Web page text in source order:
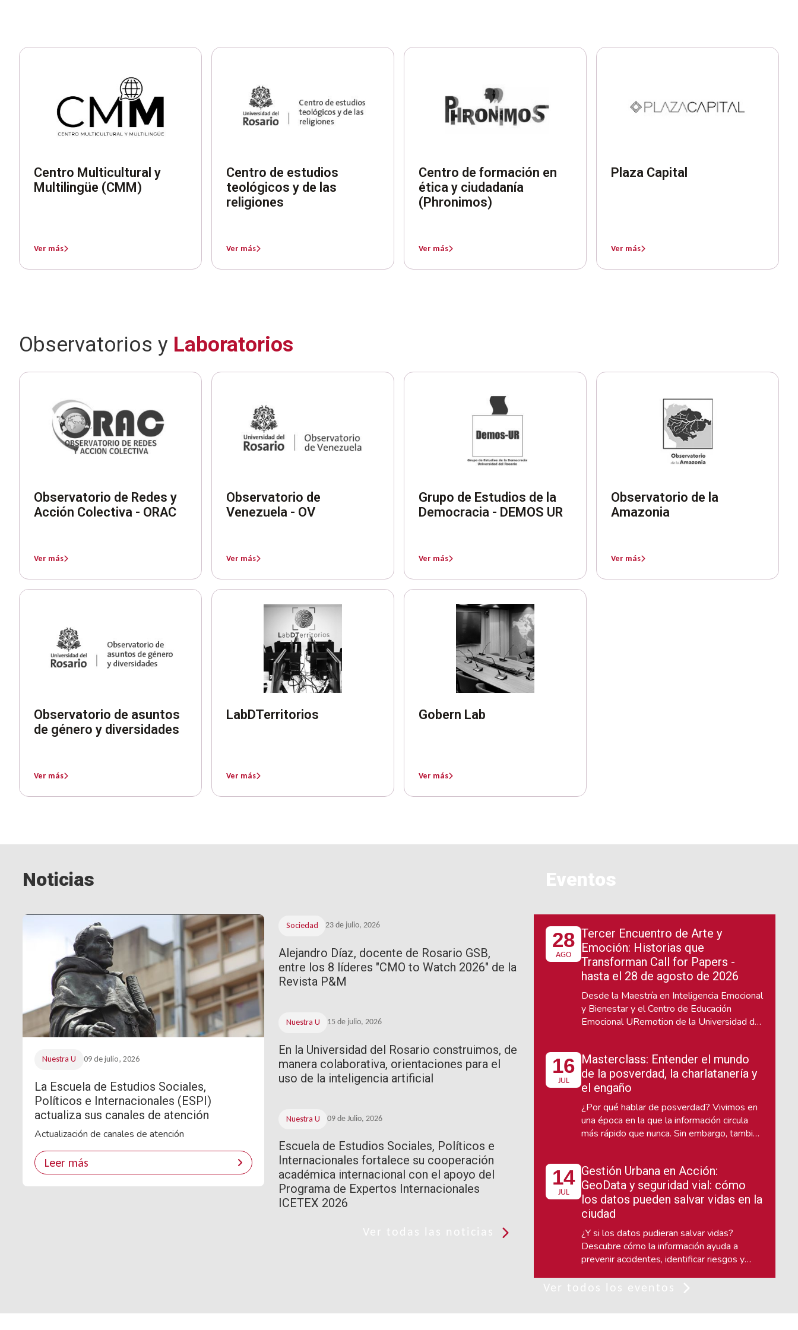
Centro Multicultural y
Multilingüe (CMM)
Ver más
Centro de estudios
teológicos y de las
religiones
Ver más
Centro de formación en
ética y ciudadanía
(Phronimos)
Ver más
Plaza Capital
Ver más
Observatorios y Laboratorios
Observatorio de Redes y
Acción Colectiva - ORAC
Ver más
Observatorio de
Venezuela - OV
Ver más
Grupo de Estudios de la
Democracia - DEMOS UR
Ver más
Observatorio de la
Amazonia
Ver más
Observatorio de asuntos
de género y diversidades
Ver más
LabDTerritorios
Ver más
Gobern Lab
Ver más
Noticias
Nuestra U 09 de julio, 2026
La Escuela de Estudios Sociales,
Políticos e Internacionales (ESPI)
actualiza sus canales de atención
Actualización de canales de atención
Leer más
Sociedad 23 de julio, 2026
Alejandro Díaz, docente de Rosario GSB,
entre los 8 líderes "CMO to Watch 2026" de la
Revista P&M
Nuestra U 15 de julio, 2026
En la Universidad del Rosario construimos, de
manera colaborativa, orientaciones para el
uso de la inteligencia artificial
Nuestra U 09 de Julio, 2026
Escuela de Estudios Sociales, Políticos e
Internacionales fortalece su cooperación
académica internacional con el apoyo del
Programa de Expertos Internacionales
ICETEX 2026
Ver todas las noticias
Eventos
28
AGO
Tercer Encuentro de Arte y
Emoción: Historias que
Transforman Call for Papers -
hasta el 28 de agosto de 2026
Desde la Maestría en Inteligencia Emocional
y Bienestar y el Centro de Educación
Emocional URemotion de la Universidad del
llevará a cabo los días 22 y 23 de octubre,
un espacio interdisciplinario de reflexión y
diálogo sobre el poder de las narrativas
para conectar con las emociones.
16
JUL
Masterclass: Entender el mundo
de la posverdad, la charlatanería y
el engaño
¿Por qué hablar de posverdad? Vivimos en
una época en la que la información circula
más rápido que nunca. Sin embargo, también
estrategias diseñadas para influir en la
manera en que entendemos la realidad.
14
JUL
Gestión Urbana en Acción:
GeoData y seguridad vial: cómo
los datos pueden salvar vidas en la
ciudad
¿Y si los datos pudieran salvar vidas?
Descubre cómo la información ayuda a
prevenir accidentes, identificar riesgos y
peatones, ciclistas y usuarios de
Ver todos los eventos